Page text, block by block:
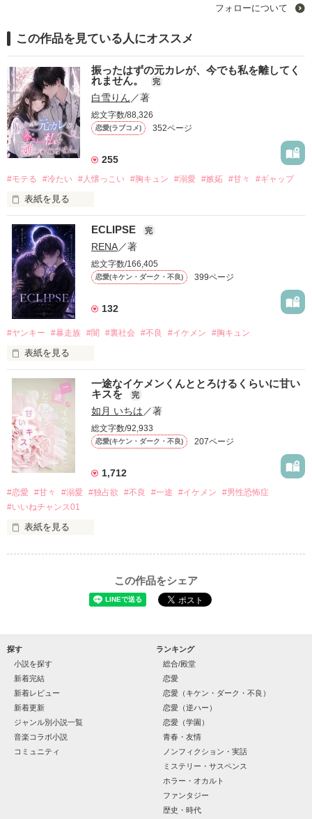
フォローについて
この作品を見ている人にオススメ
振ったはずの元カレが、今でも私を離してく
れません。
完
白雪りん／著
総文字数/88,326
恋愛(ラブコメ) 352ページ
255
#モテる #冷たい #人懐っこい #胸キュン #溺愛 #嫉妬 #甘々 #ギャップ
表紙を見る
「好きだったから、別れを選んだ。」
モテる人を好きになるのが怖かった。
だから私は、中学時代に大好きだった彼を自分から振った。
もう会うことはないと思っていたのに、
高校生になって再会した彼は、隣の学校で”王子様”と呼ばれる
人気者になっていた。
他の女の子には冷たいのに
私にだけ昔と変わらない笑顔を向けてくる。
「澪ちゃん。」
それは止まっていた恋が再び動き始める合図──。
✨.ﾟ･*..☆.｡.:*✨.☆.｡.:. *:ﾟ✨.ﾟ･*..☆.｡.:*✨
人見知りだけど優しい無自覚だけどモテる
冴木澪-SaekiMio
×
篠宮光-ShinomiyaHikaru
✨.ﾟ･*..☆.｡.:*✨.☆.｡.:. *:ﾟ✨.ﾟ･*..☆.｡.:*✨
再会した恋は、ライバルの登場で大きく動き出す──。
作品を読む
ECLIPSE 完
RENA／著
総文字数/166,405
恋愛(キケン・ダーク・不良) 399ページ
132
#ヤンキー #暴走族 #闇 #裏社会 #不良 #イケメン #胸キュン
表紙を見る
作品を読む
一途なイケメンくんととろけるくらいに甘い
キスを
完
如月 いちは ／著
総文字数/92,933
恋愛(キケン・ダーク・不良) 207ページ
1,712
#恋愛 #甘々 #溺愛 #独占欲 #不良 #一途 #イケメン
#男性恐怖症
#いいねチャンス01
表紙を見る
「瑠莉に一目惚れしたんだよ……悪いかよ」
金髪に近い明るい髪色
片耳には琥珀色のピアス
ほとんど笑顔なんて見せたことがなくてぶっきらぼう
そんな性格と見た目のせいで学校中のみんなから
“不良”と避けられている天地くんだった。
怖くて近づいてはいけない人だと思っていたのに
この作品をシェア
探す
小説を探す
新着完結
新着レビュー
新着更新
ジャンル別小説一覧
音楽コラボ小説
コミュニティ
ランキング
総合/殿堂
恋愛
恋愛（キケン・ダーク・不良）
恋愛（逆ハー）
恋愛（学園）
青春・友情
ノンフィクション・実話
ミステリー・サスペンス
ホラー・オカルト
ファンタジー
歴史・時代